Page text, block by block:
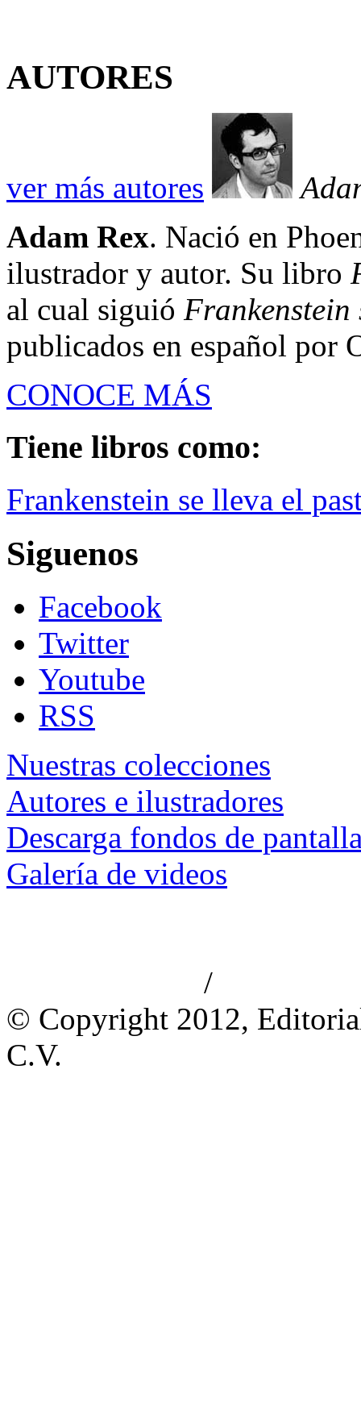
AUTORES
ver más autores
Adam Rex. Nació en
ilustrador y autor. Su libro
al cual siguió Frankenstein
publicados en español por
CONOCE MÁS
Tiene libros como:
Frankenstein se lleva el
Siguenos
Facebook
Twitter
Youtube
RSS
Nuestras colecciones
Autores e ilustradores
Descarga fondos de
Galería de videos
/
© Copyright 2012,
C.V.